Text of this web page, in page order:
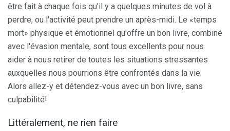
être fait à chaque fois qu'il y a quelques minutes de vol à
perdre, ou l'activité peut prendre un après-midi. Le «temps
mort» physique et émotionnel qu'offre un bon livre, combiné
avec l'évasion mentale, sont tous excellents pour nous
aider à nous retirer de toutes les situations stressantes
auxquelles nous pourrions être confrontés dans la vie.
Alors allez-y et détendez-vous avec un bon livre, sans
culpabilité!
Littéralement, ne rien faire